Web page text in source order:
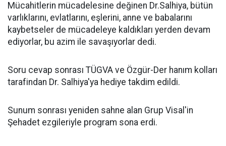
Mücahitlerin mücadelesine değinen Dr.Salhiya, bütün
varlıklarını, evlatlarını, eşlerini, anne ve babalarını
kaybetseler de mücadeleye kaldıkları yerden devam
ediyorlar, bu azim ile savaşıyorlar dedi.
Soru cevap sonrası TÜGVA ve Özgür-Der hanım kolları
tarafindan Dr. Salhiya'ya hediye takdim edildi.
Sunum sonrası yeniden sahne alan Grup Visal'in
Şehadet ezgileriyle program sona erdi.